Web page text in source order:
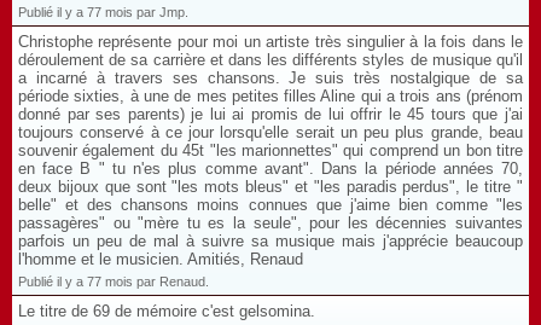
Publié il y a 77 mois par Jmp.
Christophe représente pour moi un artiste très singulier à la fois dans le
déroulement de sa carrière et dans les différents styles de musique qu'il
a incarné à travers ses chansons. Je suis très nostalgique de sa
période sixties, à une de mes petites filles Aline qui a trois ans (prénom
donné par ses parents) je lui ai promis de lui offrir le 45 tours que j'ai
toujours conservé à ce jour lorsqu'elle serait un peu plus grande, beau
souvenir également du 45t "les marionnettes" qui comprend un bon titre
en face B " tu n'es plus comme avant". Dans la période années 70,
deux bijoux que sont "les mots bleus" et "les paradis perdus", le titre "
belle" et des chansons moins connues que j'aime bien comme "les
passagères" ou "mère tu es la seule", pour les décennies suivantes
parfois un peu de mal à suivre sa musique mais j'apprécie beaucoup
l'homme et le musicien. Amitiés, Renaud
Publié il y a 77 mois par Renaud.
Le titre de 69 de mémoire c'est gelsomina.